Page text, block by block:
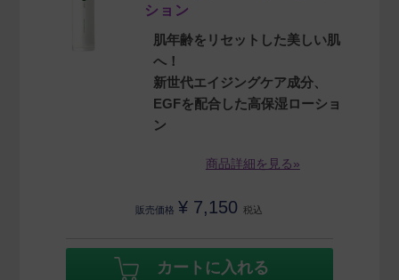
ション
肌年齢をリセットした美しい肌
へ！
新世代エイジングケア成分、
EGFを配合した高保湿ローショ
ン
商品詳細を見る»
販売価格 ¥ 7,150 税込
カートに入れる